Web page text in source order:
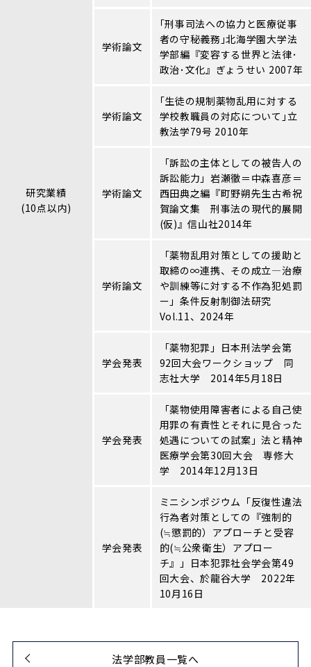
研究業績
(10点以内)
学術論文
｢刑事司法への協力と医療従事
者の守秘義務｣北海学園大学法
学部編『変容する世界と法律･
政治･文化』ぎょうせい 2007年
学術論文
｢生徒の規制薬物乱用に対する
学校教職員の対応について｣立
教法学79号 2010年
学術論文
「訴訟の主体としての被告人の
訴訟能力」岩瀬徹＝中森喜彦＝
西田典之編『町野朔先生古希祝
賀論文集 刑事法の現代的展開
(仮)』信山社2014年
学術論文
「薬物乱用対策としての援助と
取締の∞連携、その成立―治療
や訓練等に対する不作為犯処罰
ー」条件反射制御法研究
Vol.11、2024年
学会発表
「薬物犯罪」日本刑法学会第
92回大会ワークショップ 同
志社大学 2014年5月18日
学会発表
「薬物使用障害者による自己使
用罪の有責性とそれに見合った
処遇についての試案」法と精神
医療学会第30回大会 専修大
学 2014年12月13日
学会発表
ミニシンポジウム「反復性違法
行為者対策としての『強制的
(≒懲罰的）アプローチと受容
的(≒公衆衛生）アプロー
チ』」日本犯罪社会学会第49
回大会、於龍谷大学 2022年
10月16日
法学部教員一覧へ